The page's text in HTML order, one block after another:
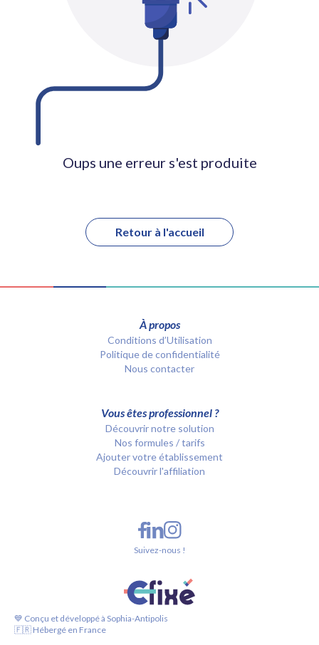
Oups une erreur s'est produite
Retour à l'accueil
À propos
Conditions d’Utilisation
Politique de confidentialité
Nous contacter
Vous êtes professionnel ?
Découvrir notre solution
Nos formules / tarifs
Ajouter votre établissement
Découvrir l'affiliation
💙 Conçu et développé à Sophia-Antipolis
🇫🇷 Hébergé en France
Suivez-nous !